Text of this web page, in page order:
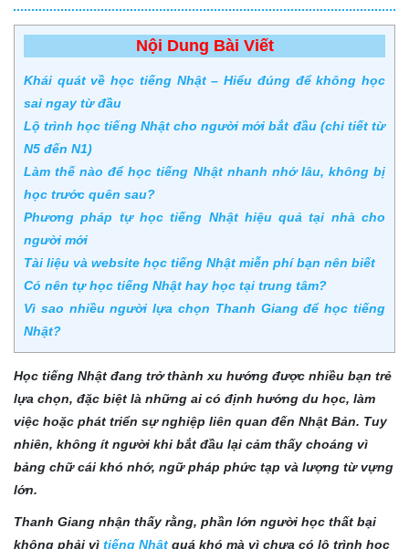
Nội Dung Bài Viết
Khái quát về học tiếng Nhật – Hiểu đúng để không học
sai ngay từ đầu
Lộ trình học tiếng Nhật cho người mới bắt đầu (chi tiết từ
N5 đến N1)
Làm thế nào để học tiếng Nhật nhanh nhớ lâu, không bị
học trước quên sau?
Phương pháp tự học tiếng Nhật hiệu quả tại nhà cho
người mới
Tài liệu và website học tiếng Nhật miễn phí bạn nên biết
Có nên tự học tiếng Nhật hay học tại trung tâm?
Vì sao nhiều người lựa chọn Thanh Giang để học tiếng
Nhật?
Học tiếng Nhật đang trở thành xu hướng được nhiều bạn trẻ
lựa chọn, đặc biệt là những ai có định hướng du học, làm
việc hoặc phát triển sự nghiệp liên quan đến Nhật Bản. Tuy
nhiên, không ít người khi bắt đầu lại cảm thấy choáng vì
bảng chữ cái khó nhớ, ngữ pháp phức tạp và lượng từ vựng
lớn.
Thanh Giang nhận thấy rằng, phần lớn người học thất bại
không phải vì tiếng Nhật quá khó mà vì chưa có lộ trình học